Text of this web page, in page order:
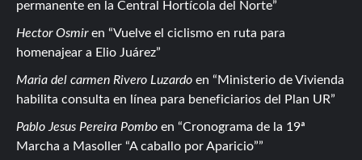
permanente en la Central Hortícola del Norte
Hector Osmiren
Vuelve el ciclismo en ruta para
homenajear a Elio Juárez
Maria del carmen Rivero Luzardo en
Ministerio de Vivienda
habilita consulta en línea para beneficiarios del Plan UR
Pablo Jesus Pereira Pombo en
Cronograma de la 19ª
Marcha a Masoller “A caballo por Aparicio”